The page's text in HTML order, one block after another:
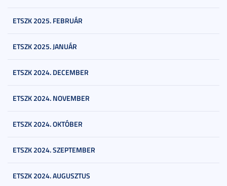
ETSZK 2025. FEBRUÁR
ETSZK 2025. JANUÁR
ETSZK 2024. DECEMBER
ETSZK 2024. NOVEMBER
ETSZK 2024. OKTÓBER
ETSZK 2024. SZEPTEMBER
ETSZK 2024. AUGUSZTUS